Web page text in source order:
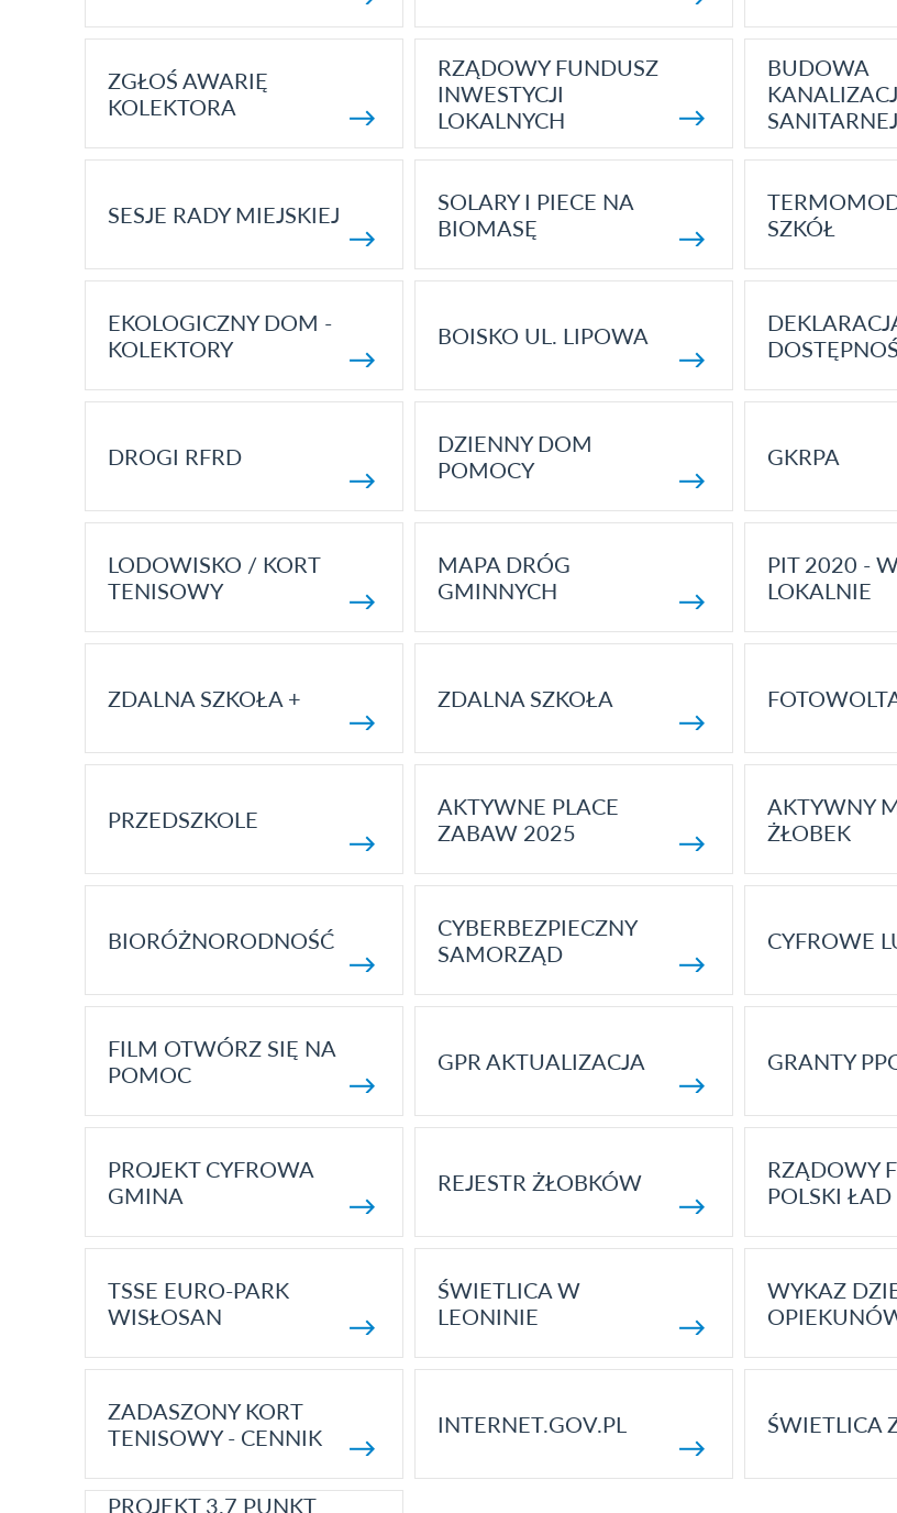
ZGŁOŚ AWARIĘ
KOLEKTORA
RZĄDOWY FUNDUSZ
INWESTYCJI
LOKALNYCH
BUDOWA
SESJE RADY MIEJSKIEJ
SOLARY I PIECE NA
BIOMASĘ
SZKÓŁ
EKOLOGICZNY DOM -
KOLEKTORY
BOISKO UL. LIPOWA
DROGI RFRD
DZIENNY DOM
POMOCY
GKRPA
LODOWISKO / KORT
TENISOWY
MAPA DRÓG
GMINNYCH
PIT 2020 -
LOKALNIE
ZDALNA SZKOŁA + ZDALNA SZKOŁA
PRZEDSZKOLE
AKTYWNE PLACE
ZABAW 2025
AKTYWNY
ŻŁOBEK
BIORÓŻNORODNOŚĆ
CYBERBEZPIECZNY
SAMORZĄD
CYFROWE
FILM OTWÓRZ SIĘ NA
POMOC
GPR AKTUALIZACJA GRANTY
PROJEKT CYFROWA
GMINA
REJESTR ŻŁOBKÓW
RZĄDOWY
POLSKI ŁAD
TSSE EURO-PARK
WISŁOSAN
ŚWIETLICA W
LEONINIE
WYKAZ
ZADASZONY KORT
TENISOWY - CENNIK
INTERNET.GOV.PL ŚWIETLICA
PROJEKT 3.7 PUNKT